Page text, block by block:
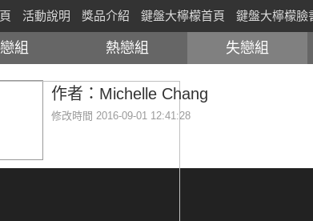
活動說明 獎品介紹 鍵盤大檸檬首頁 鍵盤大檸檬臉
組 熱戀組 失戀組
作者：Michelle Chang
修改時間 2016-09-01 12:41:28